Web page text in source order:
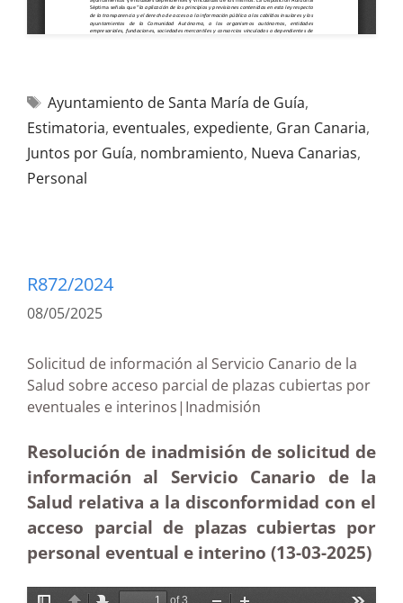
Ayuntamiento de Santa María de Guía,
Estimatoria, eventuales, expediente, Gran Canaria,
Juntos por Guía, nombramiento, Nueva Canarias,
Personal
R872/2024
08/05/2025
Solicitud de información al Servicio Canario de la
Salud sobre acceso parcial de plazas cubiertas por
eventuales e interinos|Inadmisión
Resolución de inadmisión de solicitud de
información al Servicio Canario de la
Salud relativa a la disconformidad con el
acceso parcial de plazas cubiertas por
personal eventual e interino (13-03-2025)